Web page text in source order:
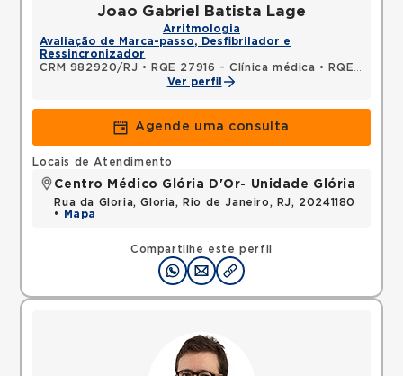
Joao Gabriel Batista Lage
Arritmologia
Avaliação de Marca-passo, Desfibrilador e
Ressincronizador
CRM 982920/RJ • RQE 27916 - Clínica médica •
RQE 28595 - Cardiologia
Ver perfil
Agende uma consulta
Compartilhe este perfil
Locais de Atendimento
Centro Médico Glória D'Or- Unidade Glória
Rua da Gloria, Gloria, Rio de Janeiro, RJ, 20241180
•
Mapa